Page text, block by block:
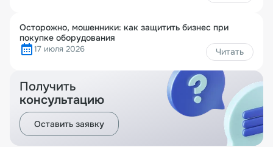
Осторожно, мошенники: как защитить бизнес при
покупке оборудования
17 июля 2026 Читать
Получить
консультацию
Оставить заявку